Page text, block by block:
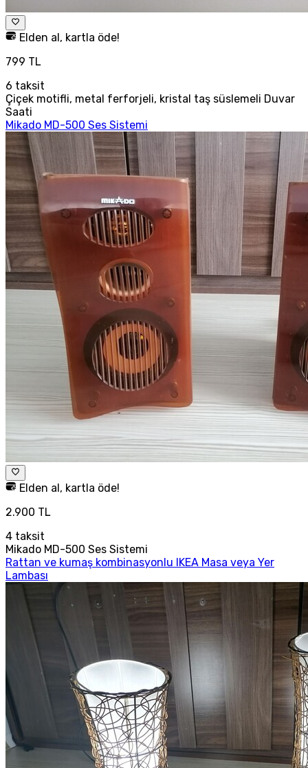
Elden al, kartla öde!
799 TL
6 taksit
Çiçek motifli, metal ferforjeli, kristal taş süslemeli Duvar
Saati
Mikado MD-500 Ses Sistemi
Elden al, kartla öde!
2.900 TL
4 taksit
Mikado MD-500 Ses Sistemi
Rattan ve kumaş kombinasyonlu IKEA Masa veya Yer
Lambası